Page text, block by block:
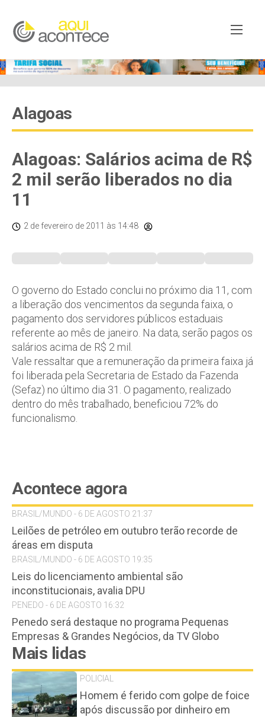
Alagoas
Alagoas: Salários acima de R$
2 mil serão liberados no dia
11
2 de fevereiro de 2011 às 14:48
O governo do Estado conclui no próximo dia 11, com
a liberação dos vencimentos da segunda faixa, o
pagamento dos servidores públicos estaduais
referente ao mês de janeiro. Na data, serão pagos os
salários acima de R$ 2 mil.
Vale ressaltar que a remuneração da primeira faixa já
foi liberada pela Secretaria de Estado da Fazenda
(Sefaz) no último dia 31. O pagamento, realizado
dentro do mês trabalhado, beneficiou 72% do
funcionalismo.
Acontece agora
BRASIL/MUNDO - 6 DE AGOSTO 21:37
Leilões de petróleo em outubro terão recorde de
áreas em disputa
BRASIL/MUNDO - 6 DE AGOSTO 19:35
Leis do licenciamento ambiental são
inconstitucionais, avalia DPU
PENEDO - 6 DE AGOSTO 16:32
Penedo será destaque no programa Pequenas
Empresas & Grandes Negócios, da TV Globo
Mais lidas
POLICIAL
Homem é ferido com golpe de foice
após discussão por dinheiro em